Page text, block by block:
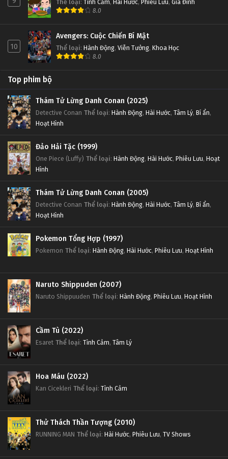
Thể loại: Tình Cảm, Hài Hước, Phiêu Lưu, Gia Đình
8.0
10
Avengers: Cuộc Chiến Bí Mật
Thể loại: Hành Động, Viễn Tưởng, Khoa Học
8.0
Top phim bộ
Thám Tử Lừng Danh Conan (2025)
Detective Conan Thể loại: Hành Động, Hài Hước, Tâm Lý, Bí ẩn,
Hoạt Hình
Đảo Hải Tặc (1999)
One Piece (Luffy) Thể loại: Hành Động, Hài Hước, Phiêu Lưu, Hoạt
Hình
Thám Tử Lừng Danh Conan (2005)
Detective Conan Thể loại: Hành Động, Hài Hước, Tâm Lý, Bí ẩn,
Hoạt Hình
Pokemon Tổng Hợp (1997)
Pokemon Thể loại: Hành Động, Hài Hước, Phiêu Lưu, Hoạt Hình
Naruto Shippuden (2007)
Naruto Shippuuden Thể loại: Hành Động, Phiêu Lưu, Hoạt Hình
Cầm Tù (2022)
Esaret Thể loại: Tình Cảm, Tâm Lý
Hoa Máu (2022)
Kan Cicekleri Thể loại: Tình Cảm
Thử Thách Thần Tượng (2010)
RUNNING MAN Thể loại: Hài Hước, Phiêu Lưu, TV Shows